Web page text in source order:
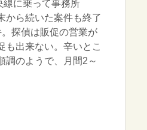
に乗って事務所
件も終了
探偵は販促の営業が
も出来ない。辛いとこ
調のようで、月間2～